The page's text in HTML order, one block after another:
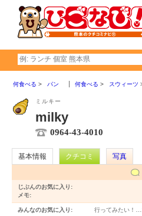
何食べる パン 何食べる スウィーツ
ミルキー
milky
0964-43-4010
基本情報 クチコミ
写真
じぶんのお気に入り:
メモ:
みんなのお気に入り: 行ってみたい！…